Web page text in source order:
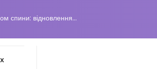
спини: відновлення…